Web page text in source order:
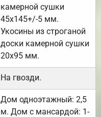
камерной сушки
45х145+/-5 мм.
Укосины из строганой
доски камерной сушки
20х95 мм.
На гвозди.
Дом одноэтажный: 2,5
м. Дом с мансардой: 1-